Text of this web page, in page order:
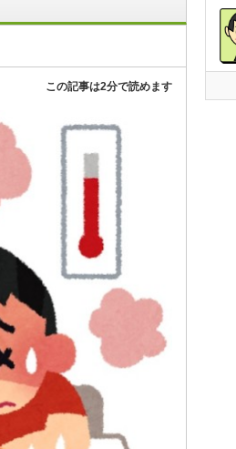
この記事は2分で読めます